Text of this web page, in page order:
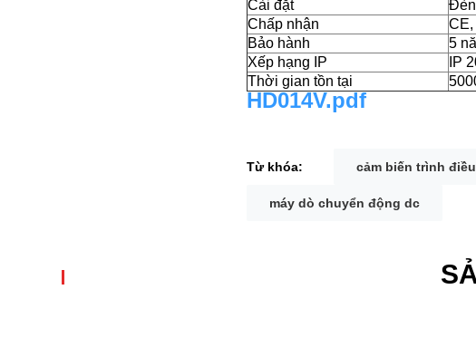
Cài đặt
Chấp nhận
CE,
Bảo hành
5
Xếp hạng IP
IP
Thời gian tồn tại
HD014V.pdf
Từ khóa: cảm biến trình
máy dò chuyển động dc